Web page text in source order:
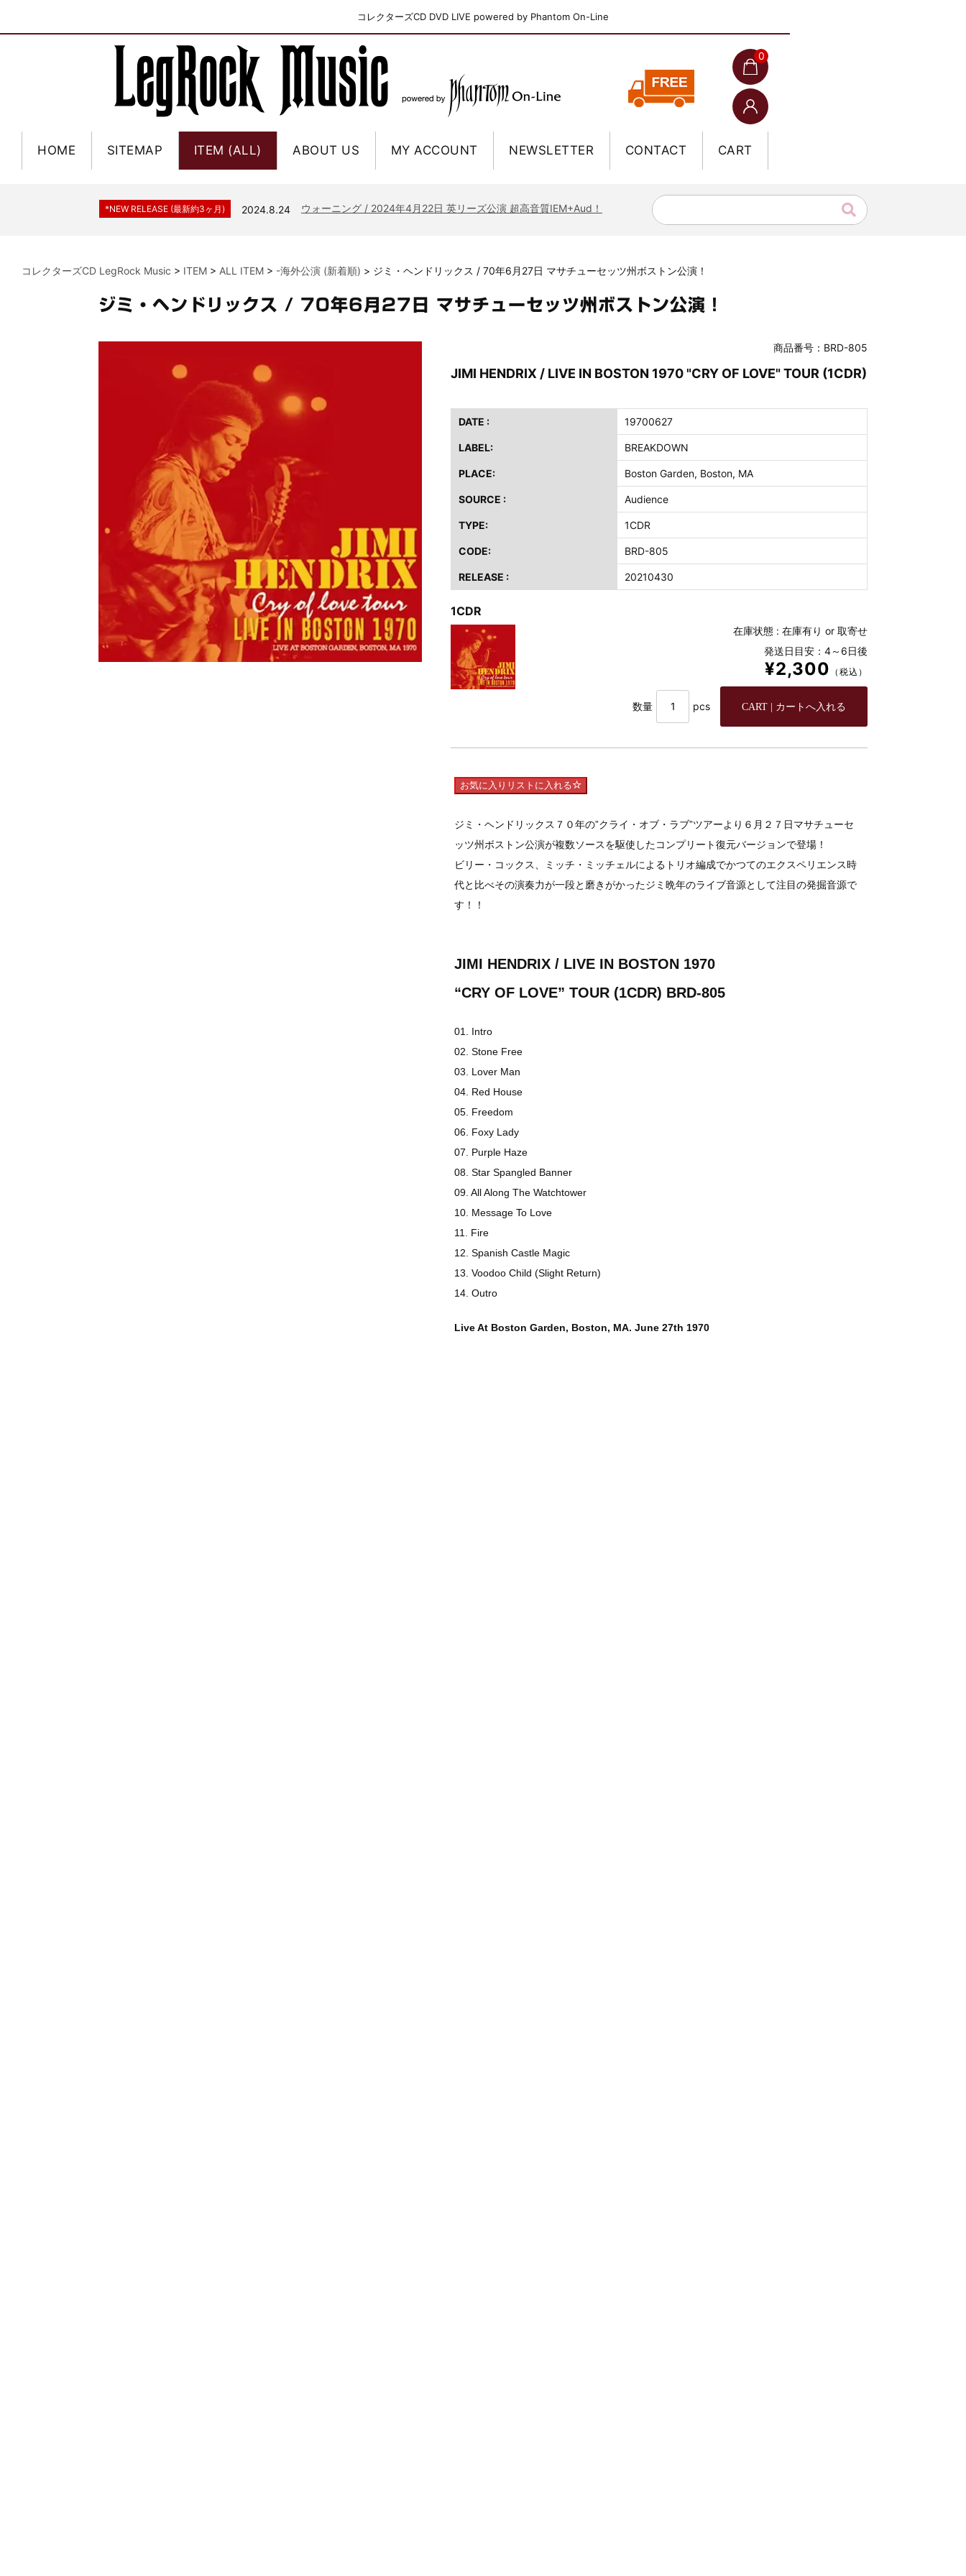
コレクターズCD DVD LIVE powered by Phantom On-Line
0
HOME SITEMAP ITEM (ALL) ABOUT US MY ACCOUNT NEWSLETTER CONTACT CART
*NEW RELEASE (最新約3ヶ月) 2024.6.9 ジャーニー / 1979年5月8+9日 コロラド州 2公演 SBD 完全収録！
*NEW RELEASE (最新約3ヶ月) 2024.8.24 ウォーニング / 2024年4月22日 英リーズ公演 超高音質IEM+Aud！
スコーピオンズ / 2024年6月15日 リスボン公演 FHD 完全収録！
*NEW RELEASE (最新約3ヶ月) 2024.6.20 マネスキン / 2024年6月9日 ドイツ ROCK AM RING 公演 FHD 完全収録！
2024.6.9
*NEW RELEASE (最新約3ヶ月) 2024.6.9 ジャーニー / 1979年5月8+9日 コロラド州 2公演 SBD 完全収録！
2024.11.9 NGHFB / 2024年7月28日 フジロック’24公演 超高音質AI-SBD！
*NEW RELEASE (最新約3ヶ月) 2024.8.24 ウォーニング / 2024年4月22日 英リーズ公演 超高音質IEM+Aud！
*NEW RELEASE (最新約3ヶ月) 2024.6.24 ビリー・ジョエル / 2024年3月24日 100Aniv. 米M.S.G公演 完全収録！
*NEW RELEASE (最新約3ヶ月)
2024.6.24
リアム・ギャラガー / 2024年6月3日 カーディフ公演 IEM/AUD 完全収録！
*NEW RELEASE (最新約3ヶ月) 2024.6.24
*NEW RELEASE (最新約3ヶ月) 2024.6.20 マネスキン / 2024年6月9日 ドイツ ROCK AM RING 公演 FHD 完全収録！
*NEW RELEASE (最新約3ヶ月) 2024.6.9 リアム・ギャラガー / 2024年6月1日 英国シェフィールド公演 完全収録！
*NEW RELEASE (最新約3ヶ月) 2024.6.9 メガデス / 2023年8月4日 ドイツ W.O.A. 公演 FHD 完全収録！
*NEW RELEASE (最新約3ヶ月) 2024.6.9 ユーライア・ヒープ / 2023年8月3日 ドイツ W.O.A. 公演 FHD 完全収録！
*NEW RELEASE (最新約3ヶ月) 2024.6.9 ジャーニー / 1979年5月8+9日 コロラド州 2公演 SBD 完全収録！
コレクターズCD LegRock Music > ITEM > ALL ITEM > -海外公演 (新着順) > ジミ・ヘンドリックス / 70年6月27日 マサチューセッツ州ボストン公演！
ジミ・ヘンドリックス / 70年6月27日 マサチューセッツ州ボストン公演！
商品番号：BRD-805
JIMI HENDRIX / LIVE IN BOSTON 1970 "CRY OF LOVE" TOUR (1CDR)
DATE : 19700627
LABEL: BREAKDOWN
PLACE: Boston Garden, Boston, MA
SOURCE : Audience
TYPE: 1CDR
CODE: BRD-805
RELEASE : 20210430
1CDR
在庫状態 : 在庫有り or 取寄せ
発送日目安：4～6日後
¥2,300 （税込）
数量 pcs
お気に入りリストに入れる
ジミ・ヘンドリックス７０年の”クライ・オブ・ラブ”ツアーより６月２７日マサチューセ
ッツ州ボストン公演が複数ソースを駆使したコンプリート復元バージョンで登場！
ビリー・コックス、ミッチ・ミッチェルによるトリオ編成でかつてのエクスペリエンス時
代と比べその演奏力が一段と磨きがかったジミ晩年のライブ音源として注目の発掘音源で
す！！
JIMI HENDRIX / LIVE IN BOSTON 1970
“CRY OF LOVE” TOUR (1CDR) BRD-805
01. Intro
02. Stone Free
03. Lover Man
04. Red House
05. Freedom
06. Foxy Lady
07. Purple Haze
08. Star Spangled Banner
09. All Along The Watchtower
10. Message To Love
11. Fire
12. Spanish Castle Magic
13. Voodoo Child (Slight Return)
14. Outro
Live At Boston Garden, Boston, MA. June 27th 1970